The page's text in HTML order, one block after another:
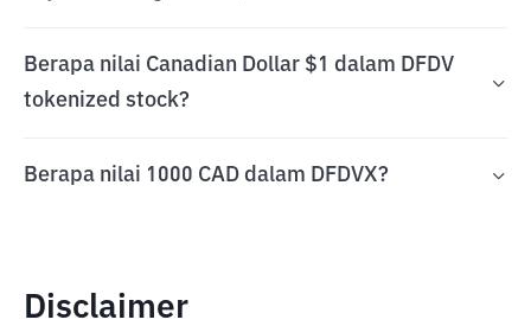
Berapa nilai Canadian Dollar $1 dalam DFDV
tokenized stock?
Berapa nilai 1000 CAD dalam DFDVX?
Disclaimer